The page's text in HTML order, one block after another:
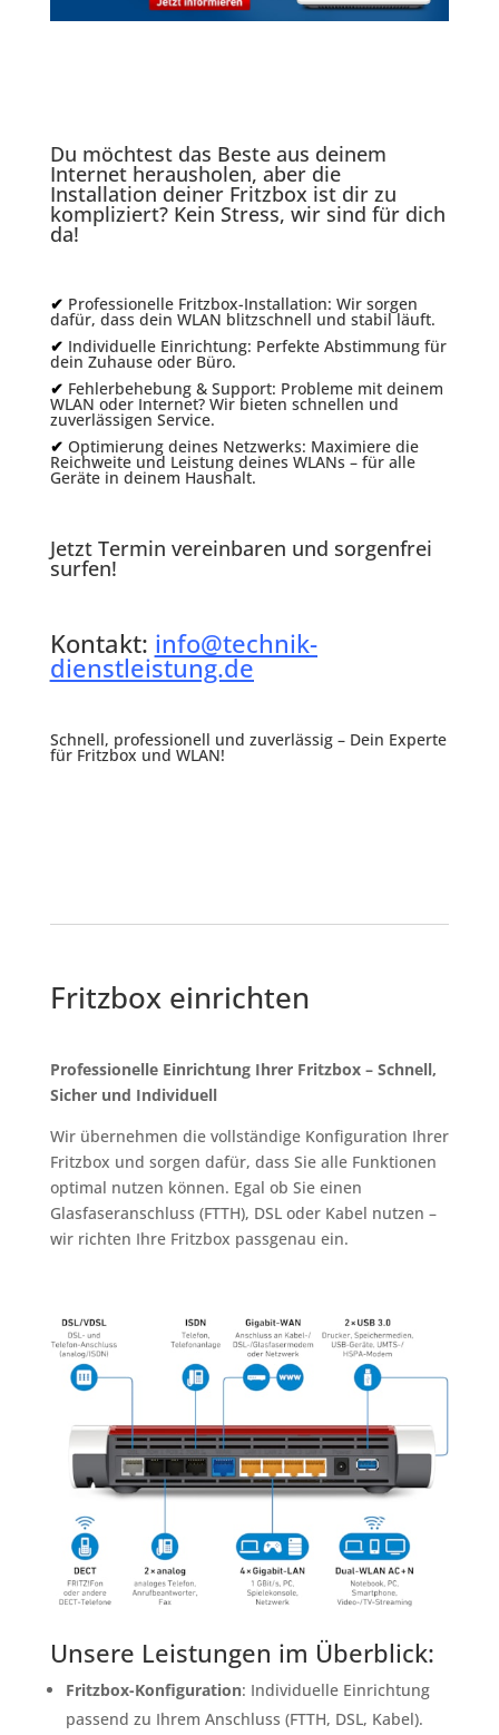
Du möchtest das Beste aus deinem
Internet herausholen, aber die
Installation deiner Fritzbox ist dir zu
kompliziert? Kein Stress, wir sind für dich
da!
✔ Professionelle Fritzbox-Installation: Wir sorgen
dafür, dass dein WLAN blitzschnell und stabil läuft.
✔ Individuelle Einrichtung: Perfekte Abstimmung für
dein Zuhause oder Büro.
✔ Fehlerbehebung & Support: Probleme mit deinem
WLAN oder Internet? Wir bieten schnellen und
zuverlässigen Service.
✔ Optimierung deines Netzwerks: Maximiere die
Reichweite und Leistung deines WLANs – für alle
Geräte in deinem Haushalt.
Jetzt Termin vereinbaren und sorgenfrei
surfen!
Kontakt: info@technik-
dienstleistung.de
Schnell, professionell und zuverlässig – Dein Experte
für Fritzbox und WLAN!
Fritzbox einrichten
Professionelle Einrichtung Ihrer Fritzbox – Schnell,
Sicher und Individuell
Wir übernehmen die vollständige Konfiguration Ihrer
Fritzbox und sorgen dafür, dass Sie alle Funktionen
optimal nutzen können. Egal ob Sie einen
Glasfaseranschluss (FTTH), DSL oder Kabel nutzen –
wir richten Ihre Fritzbox passgenau ein.
Unsere Leistungen im Überblick:
Fritzbox-Konfiguration: Individuelle Einrichtung
passend zu Ihrem Anschluss (FTTH, DSL, Kabel).